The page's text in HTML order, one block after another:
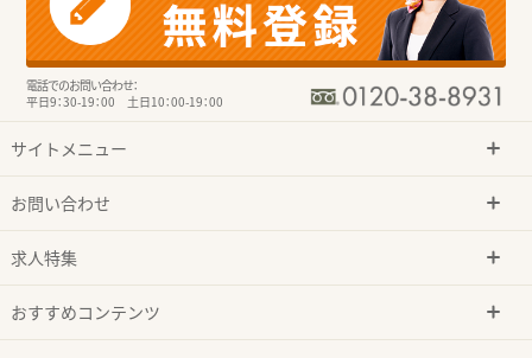
電話でのお問い合わせ：
平日9：30-19：00 土日10：00-19：00
サイトメニュー
お問い合わせ
求人特集
おすすめコンテンツ